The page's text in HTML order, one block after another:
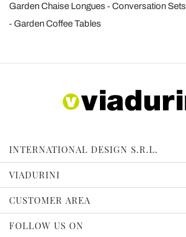
Garden Chaise Longues Conversation Sets
Garden Coffee Tables
INTERNATIONAL DESIGN S.R.L.
VIADURINI
CUSTOMER AREA
FOLLOW US ON